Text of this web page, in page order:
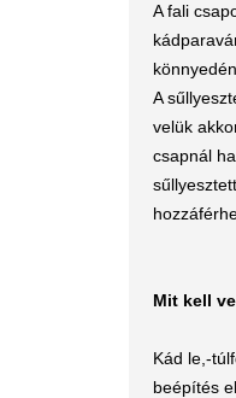
A fali
A
velük
csapnál
Mit kell
Kád le,-
beépítés